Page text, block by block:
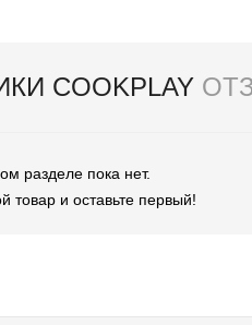
COOKPLAY
разделе пока нет.
товар и оставьте первый!